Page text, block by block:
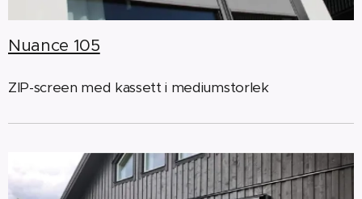
Nuance 105
ZIP-screen med kassett i mediumstorlek